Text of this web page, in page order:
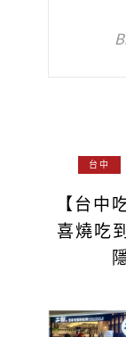
台中
【台中
喜燒吃